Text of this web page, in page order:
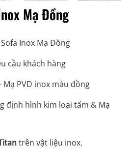
Mạ Đồng
Inox Mạ Đồng
cầu khách hàng
Mạ PVD inox màu đồng
định hình kim loại tấm & Mạ
trên vật liệu inox.